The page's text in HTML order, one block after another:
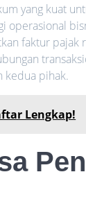
yang kuat
operasional
faktur
kedua pihak.
Lengkap!